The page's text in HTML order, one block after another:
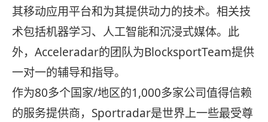
其移动应用平台和为其提供动力的技术。相关技
术包括机器学习、人工智能和沉浸式媒体。此
外，Acceleradar的团队为BlocksportTeam提供
一对一的辅导和指导。
作为80多个国家/地区的1,000多家公司值得信赖
的服务提供商，Sportradar是世界上一些最受尊